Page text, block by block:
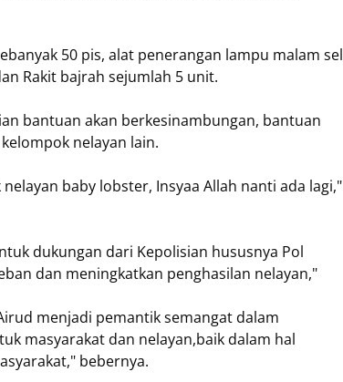
50 pis, alat penerangan lampu malam sel
Rakit bajrah sejumlah 5 unit.
bantuan akan berkesinambungan, bantuan
nelayan lain.
baby lobster, Insyaa Allah nanti ada lagi,"
dukungan dari Kepolisian hususnya Pol
dan meningkatkan penghasilan nelayan,"
menjadi pemantik semangat dalam
masyarakat dan nelayan,baik dalam hal
bebernya.